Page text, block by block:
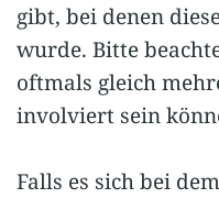
gibt, bei denen
wurde. Bitte
oftmals gleich
involviert sein
Falls es sich bei